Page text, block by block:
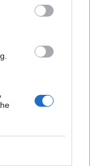
αυτών των
τελικά
του